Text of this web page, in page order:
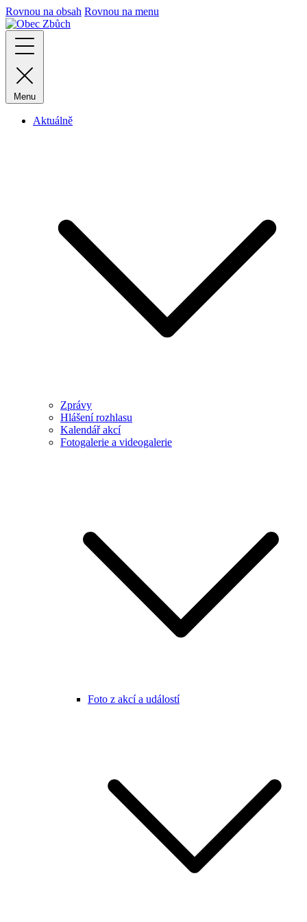
Rovnou na obsah Rovnou na menu
Menu
Aktuálně
Zprávy
Hlášení rozhlasu
Kalendář akcí
Fotogalerie a videogalerie
Foto z akcí a událostí